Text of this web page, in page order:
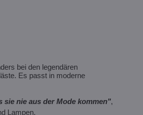
bei den legendären
Es passt in moderne
nie aus der Mode kommen",
Lampen.